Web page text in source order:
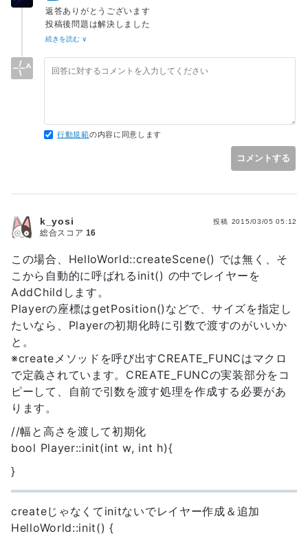
返答ありがとうございます
投稿後問題は解決しました
CC_SYNTHESIZEというマクロは知りませんでした
続きを読む ∨
行動規範の内容に同意します
コメントする
この場合、HelloWorld::createScene() では無く、そ
こから自動的に呼ばれるinit() の中でレイヤーを
AddChildします。
Playerの座標はgetPosition()などで、サイズを指定し
たいなら、Playerの初期化時に引数で渡すのがいいか
と。
※createメソッドを呼び出すCREATE_FUNCはマクロ
で定義されています。CREATE_FUNCの実装部分をコ
ピーして、自前で引数を渡す処理を作成する必要があ
ります。
//幅と高さを渡して初期化
bool Player::init(int w, int h){
}
createじゃなくてinitないでレイヤー作成＆追加
HelloWorld::init() {
投稿 2015/03/05 05:12
k_yosi
総合スコア 16